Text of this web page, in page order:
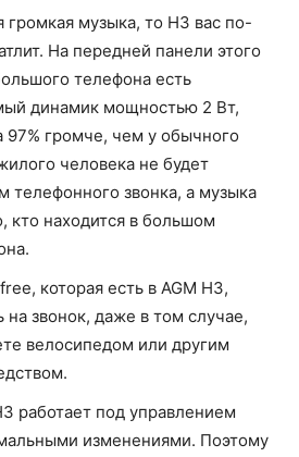
громкая музыка, то H3 вас по-
На передней панели этого
телефона есть
динамик мощностью 2 Вт,
97% громче, чем у обычного
человека не будет
телефонного звонка, а музыка
кто находится в большом
которая есть в AGM H3,
на звонок, даже в том случае,
велосипедом или другим
работает под управлением
изменениями. Поэтому